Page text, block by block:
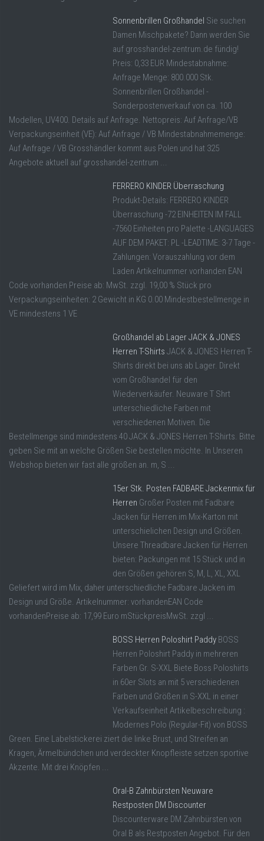
Sonnenbrillen Großhandel Sie suchen
Damen Mischpakete? Dann werden Sie
auf grosshandel-zentrum.de fündig!
Preis: 0,33 EUR Mindestabnahme:
Anfrage Menge: 800.000 Stk.
Sonnenbrillen Großhandel -
Sonderpostenverkauf von ca. 100
Modellen, UV400. Details auf Anfrage. Nettopreis: Auf Anfrage/VB
Verpackungseinheit (VE): Auf Anfrage / VB Mindestabnahmemenge:
Auf Anfrage / VB Grosshändler kommt aus Polen und hat 325
Angebote aktuell auf grosshandel-zentrum ...
FERRERO KINDER Überraschung
Produkt-Details: FERRERO KINDER
Überraschung -72 EINHEITEN IM FALL
-7560 Einheiten pro Palette -LANGUAGES
AUF DEM PAKET: PL -LEADTIME: 3-7 Tage -
Zahlungen: Vorauszahlung vor dem
Laden Artikelnummer vorhanden EAN
Code vorhanden Preise ab: MwSt. zzgl. 19,00 % Stück pro
Verpackungseinheiten: 2 Gewicht in KG 0.00 Mindestbestellmenge in
VE mindestens 1 VE
Großhandel ab Lager JACK & JONES
Herren T-Shirts JACK & JONES Herren T-
Shirts direkt bei uns ab Lager. Direkt
vom Großhandel für den
Wiederverkäufer. Neuware T Shrt
unterschiedliche Farben mit
verschiedenen Motiven. Die
Bestellmenge sind mindestens 40 JACK & JONES Herren T-Shirts. Bitte
geben Sie mit an welche Größen Sie bestellen möchte. In Unseren
Webshop bieten wir fast alle größen an. m, S ...
15er Stk. Posten FADBARE Jackenmix für
Herren Großer Posten mit Fadbare
Jacken für Herren im Mix-Karton mit
unterschielichen Design und Größen.
Unsere Threadbare Jacken für Herren
bieten: Packungen mit 15 Stück und in
den Größen gehören S, M, L, XL, XXL
Geliefert wird im Mix, daher unterschiedliche Fadbare Jacken im
Design und Größe. Artikelnummer: vorhandenEAN Code
vorhandenPreise ab: 17,99 Euro mStückpreisMwSt. zzgl ...
BOSS Herren Poloshirt Paddy BOSS
Herren Poloshirt Paddy in mehreren
Farben Gr. S-XXL Biete Boss Poloshirts
in 60er Slots an mit 5 verschiedenen
Farben und Größen in S-XXL in einer
Verkaufseinheit Artikelbeschreibung :
Modernes Polo (Regular-Fit) von BOSS
Green. Eine Labelstickerei ziert die linke Brust, und Streifen an
Kragen, Ärmelbündchen und verdeckter Knopfleiste setzen sportive
Akzente. Mit drei Knöpfen ...
Oral-B Zahnbürsten Neuware
Restposten DM Discounter
Discounterware DM Zahnbürsten von
Oral B als Restposten Angebot. Für den